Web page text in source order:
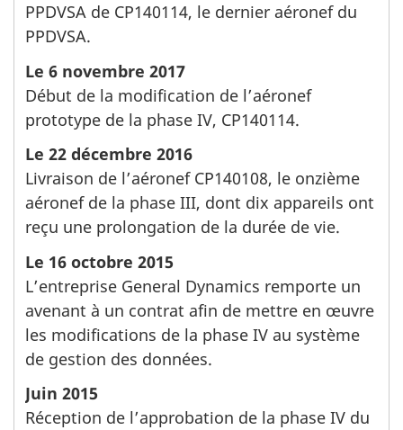
PPDVSA de CP140114, le dernier aéronef du
PPDVSA.
Le 6 novembre 2017
Début de la modification de l’aéronef
prototype de la phase IV, CP140114.
Le 22 décembre 2016
Livraison de l’aéronef CP140108, le onzième
aéronef de la phase III, dont dix appareils ont
reçu une prolongation de la durée de vie.
Le 16 octobre 2015
L’entreprise General Dynamics remporte un
avenant à un contrat afin de mettre en œuvre
les modifications de la phase IV au système
de gestion des données.
Juin 2015
Réception de l’approbation de la phase IV du